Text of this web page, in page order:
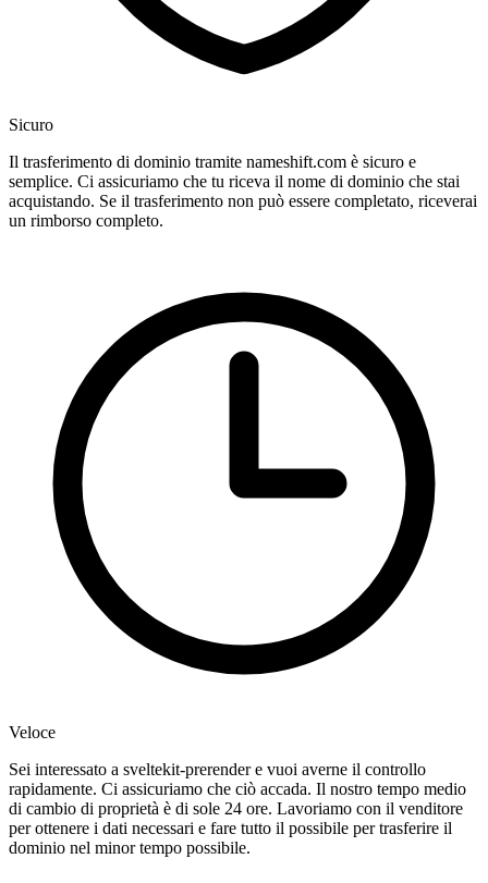
Sicuro
Il trasferimento di dominio tramite nameshift.com è sicuro e
semplice. Ci assicuriamo che tu riceva il nome di dominio che stai
acquistando. Se il trasferimento non può essere completato, riceverai
un rimborso completo.
Veloce
Sei interessato a sveltekit-prerender e vuoi averne il controllo
rapidamente. Ci assicuriamo che ciò accada. Il nostro tempo medio
di cambio di proprietà è di sole 24 ore. Lavoriamo con il venditore
per ottenere i dati necessari e fare tutto il possibile per trasferire il
dominio nel minor tempo possibile.